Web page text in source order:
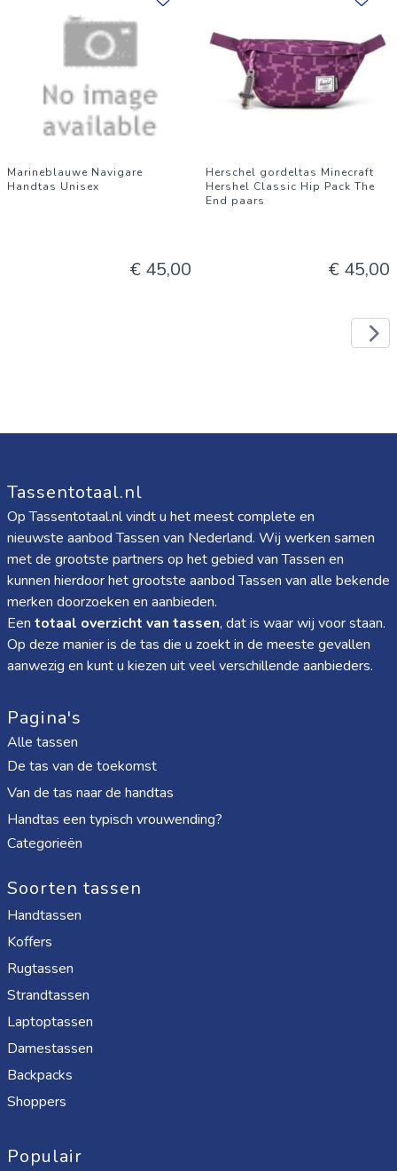
Marineblauwe Navigare
Handtas Unisex
€ 45,00
Herschel gordeltas Minecraft
Hershel Classic Hip Pack The
End paars
€ 45,00
Tassentotaal.nl
Op Tassentotaal.nl vindt u het meest complete en
nieuwste aanbod Tassen van Nederland. Wij werken samen
met de grootste partners op het gebied van Tassen en
kunnen hierdoor het grootste aanbod Tassen van alle bekende
merken doorzoeken en aanbieden.
Een totaal overzicht van tassen, dat is waar wij voor staan.
Op deze manier is de tas die u zoekt in de meeste gevallen
aanwezig en kunt u kiezen uit veel verschillende aanbieders.
Pagina's
Alle tassen
De tas van de toekomst
Van de tas naar de handtas
Handtas een typisch vrouwending?
Categorieën
Soorten tassen
Handtassen
Koffers
Rugtassen
Strandtassen
Laptoptassen
Damestassen
Backpacks
Shoppers
Populair